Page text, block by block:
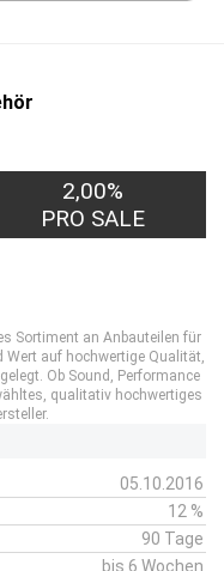
2,00%
PRO SALE
Sortiment an Anbauteilen für
Wert auf hochwertige Qualität,
Ob Sound, Performance
qualitativ hochwertiges
05.10.2016
12 %
90 Tage
bis 6 Wochen